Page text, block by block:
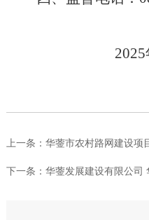
2025
上一条： 华蓥市农村路网建设项目—
下一条： 华蓥发展建设有限公司 华